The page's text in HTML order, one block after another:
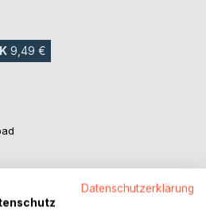
9,49 €
Datenschutzerklärung